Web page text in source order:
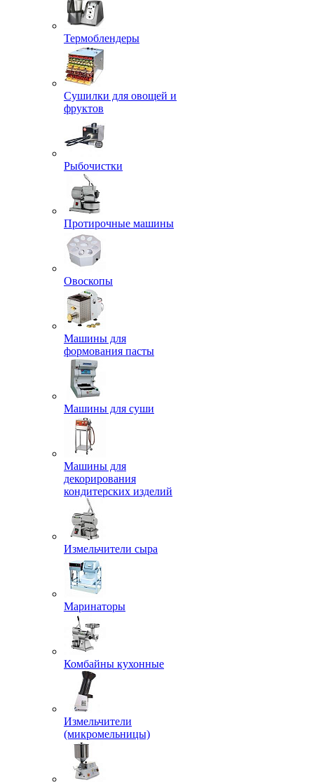
Термоблендеры
Сушилки для овощей и
фруктов
Рыбочистки
Протирочные машины
Овоскопы
Машины для
формования пасты
Машины для суши
Машины для
декорирования
кондитерских изделий
Измельчители сыра
Маринаторы
Комбайны кухонные
Измельчители
(микромельницы)